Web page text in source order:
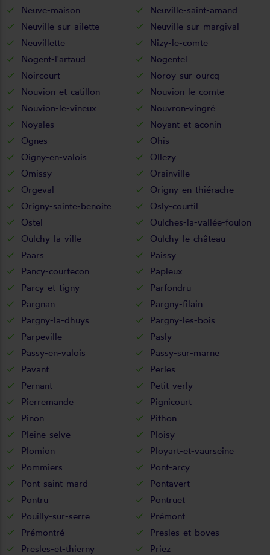
Neuve-maison
Neuville-saint-amand
Neuville-sur-ailette
Neuville-sur-margival
Neuvillette
Nizy-le-comte
Nogent-l'artaud
Nogentel
Noircourt
Noroy-sur-ourcq
Nouvion-et-catillon
Nouvion-le-comte
Nouvion-le-vineux
Nouvron-vingré
Noyales
Noyant-et-aconin
Ognes
Ohis
Oigny-en-valois
Ollezy
Omissy
Orainville
Orgeval
Origny-en-thiérache
Origny-sainte-benoite
Osly-courtil
Ostel
Oulches-la-vallée-foulon
Oulchy-la-ville
Oulchy-le-château
Paars
Paissy
Pancy-courtecon
Papleux
Parcy-et-tigny
Parfondru
Pargnan
Pargny-filain
Pargny-la-dhuys
Pargny-les-bois
Parpeville
Pasly
Passy-en-valois
Passy-sur-marne
Pavant
Perles
Pernant
Petit-verly
Pierremande
Pignicourt
Pinon
Pithon
Pleine-selve
Ploisy
Plomion
Ployart-et-vaurseine
Pommiers
Pont-arcy
Pont-saint-mard
Pontavert
Pontru
Pontruet
Pouilly-sur-serre
Prémont
Prémontré
Presles-et-boves
Presles-et-thierny
Priez